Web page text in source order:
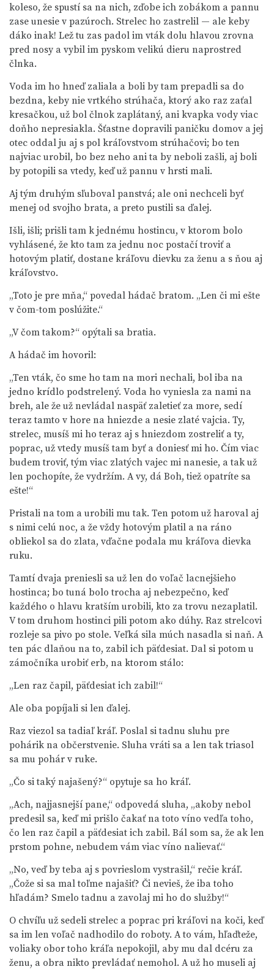
koleso, že spustí sa na nich, zďobe ich zobákom a pannu
zase unesie v pazúroch. Strelec ho zastrelil — ale keby
dáko inak! Lež tu zas padol im vták dolu hlavou zrovna
pred nosy a vybil im pyskom velikú dieru naprostred
člnka.
Voda im ho hneď zaliala a boli by tam prepadli sa do
bezdna, keby nie vrtkého strúhača, ktorý ako raz zaťal
kresačkou, už bol člnok zaplátaný, ani kvapka vody viac
doňho nepresiakla. Šťastne dopravili paničku domov a jej
otec oddal ju aj s pol kráľovstvom strúhačovi; bo ten
najviac urobil, bo bez neho ani ta by neboli zašli, aj boli
by potopili sa vtedy, keď už pannu v hrsti mali.
Aj tým druhým sľuboval panstvá; ale oni nechceli byť
menej od svojho brata, a preto pustili sa ďalej.
Išli, išli; prišli tam k jednému hostincu, v ktorom bolo
vyhlásené, že kto tam za jednu noc postačí troviť a
hotovým platiť, dostane kráľovu dievku za ženu a s ňou aj
kráľovstvo.
„Toto je pre mňa,“ povedal hádač bratom. „Len či mi ešte
v čom-tom poslúžite.“
„V čom takom?“ opýtali sa bratia.
A hádač im hovoril:
„Ten vták, čo sme ho tam na mori nechali, bol iba na
jedno krídlo podstrelený. Voda ho vyniesla za nami na
breh, ale že už nevládal naspäť zaletieť za more, sedí
teraz tamto v hore na hniezde a nesie zlaté vajcia. Ty,
strelec, musíš mi ho teraz aj s hniezdom zostreliť a ty,
poprac, už vtedy musíš tam byť a doniesť mi ho. Čím viac
budem troviť, tým viac zlatých vajec mi nanesie, a tak už
len pochopíte, že vydržím. A vy, dá Boh, tiež opatríte sa
ešte!“
Pristali na tom a urobili mu tak. Ten potom už haroval aj
s nimi celú noc, a že vždy hotovým platil a na ráno
obliekol sa do zlata, vďačne podala mu kráľova dievka
ruku.
Tamtí dvaja preniesli sa už len do voľač lacnejšieho
hostinca; bo tuná bolo trocha aj nebezpečno, keď
každého o hlavu kratším urobili, kto za trovu nezaplatil.
V tom druhom hostinci pili potom ako dúhy. Raz strelcovi
rozleje sa pivo po stole. Veľká sila múch nasadla si naň. A
ten pác dlaňou na to, zabil ich päťdesiat. Dal si potom u
zámočníka urobiť erb, na ktorom stálo:
„Len raz čapil, päťdesiat ich zabil!“
Ale oba popíjali si len ďalej.
Raz viezol sa tadiaľ kráľ. Poslal si tadnu sluhu pre
pohárik na občerstvenie. Sluha vráti sa a len tak triasol
sa mu pohár v ruke.
„Čo si taký najašený?“ opytuje sa ho kráľ.
„Ach, najjasnejší pane,“ odpovedá sluha, „akoby nebol
predesil sa, keď mi prišlo čakať na toto víno vedľa toho,
čo len raz čapil a päťdesiat ich zabil. Bál som sa, že ak len
prstom pohne, nebudem vám viac víno nalievať.“
„No, veď by teba aj s povrieslom vystrašil,“ rečie kráľ.
„Čože si sa mal toľme najašiť? Či nevieš, že iba toho
hľadám? Smelo tadnu a zavolaj mi ho do služby!“
O chvíľu už sedeli strelec a poprac pri kráľovi na koči, keď
sa im len voľač nadhodilo do roboty. A to vám, hľaďteže,
voliaky obor toho kráľa nepokojil, aby mu dal dcéru za
ženu, a obra nikto prevládať nemohol. A už ho museli aj